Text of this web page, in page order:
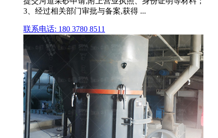
3、经过相关部门审批与备案,获得 ...
联系电话: 180 3780 8511